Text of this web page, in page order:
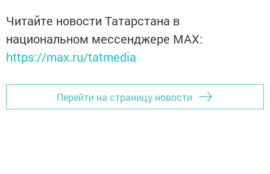
Читайте новости Татарстана в
национальном мессенджере MАХ:
https://max.ru/tatmedia
Перейти на страницу новости